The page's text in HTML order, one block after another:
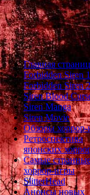
Главная
Forbidden Siren 1
Forbidden Siren 2
Siren Blood
Siren Manga
Siren Movie
Обзоры хоррор-
Ретроспектива
японских
Самые
хоррор-игры
SlitterHead
Анонсы новых